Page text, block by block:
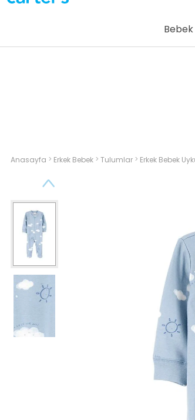
Anasayfa > Erkek Bebek > Tulumlar > Erkek Bebek